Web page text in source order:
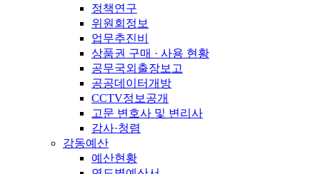
정책연구
위원회정보
업무추진비
상품권 구매 · 사용 현황
공무국외출장보고
공공데이터개방
CCTV정보공개
고문 변호사 및 변리사
감사·청렴
강동예산
예산현황